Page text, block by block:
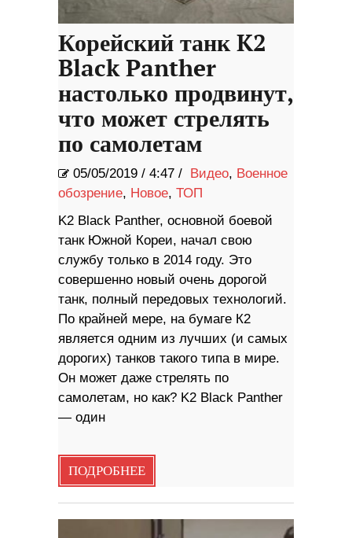
Корейский танк K2
Black Panther
настолько продвинут,
что может стрелять
по самолетам
05/05/2019 / 4:47 / Видео, Военное
обозрение, Новое, ТОП
K2 Black Panther, основной боевой
танк Южной Кореи, начал свою
службу только в 2014 году. Это
совершенно новый очень дорогой
танк, полный передовых технологий.
По крайней мере, на бумаге К2
является одним из лучших (и самых
дорогих) танков такого типа в мире.
Он может даже стрелять по
самолетам, но как? K2 Black Panther
— один
ПОДРОБНЕЕ